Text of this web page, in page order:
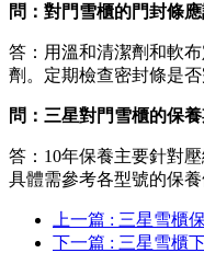
問：對門雪櫃的門封條
答：用溫和清潔劑和軟
劑。定期檢查密封條是否
問：三星對門雪櫃的保
答：10年保養主要針對
具體需參考各型號的保養
上一篇 : 三星雪櫃
下一篇 : 三星雪櫃